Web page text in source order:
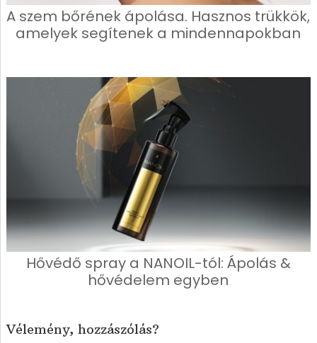
A szem bőrének ápolása. Hasznos trükkök,
amelyek segítenek a mindennapokban
Hővédő spray a NANOIL-tól: Ápolás &
hővédelem egyben
Vélemény, hozzászólás?